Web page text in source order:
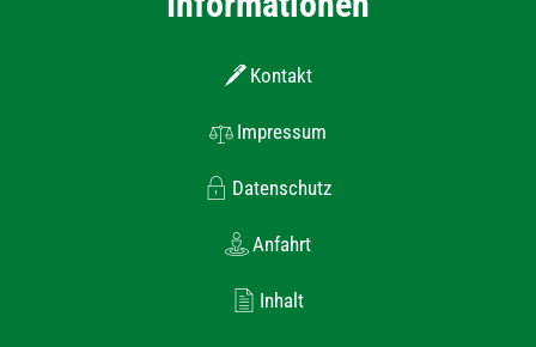
Kontakt
Impressum
Datenschutz
Anfahrt
Inhalt